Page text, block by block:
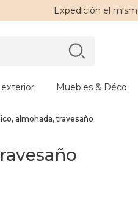
Expedición el
Muebles & Déco
almohada, travesaño